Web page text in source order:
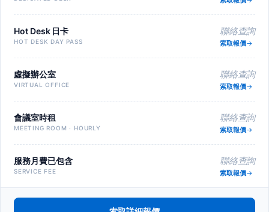
Hot Desk 日卡
HOT DESK DAY PASS
聯絡查詢
索取報價
虛擬辦公室
VIRTUAL OFFICE
聯絡查詢
索取報價
會議室時租
MEETING ROOM · HOURLY
聯絡查詢
索取報價
服務月費已包含
SERVICE FEE
聯絡查詢
索取報價